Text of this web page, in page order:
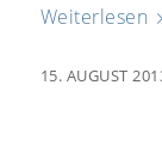
Weiterlesen
15. AUGUST